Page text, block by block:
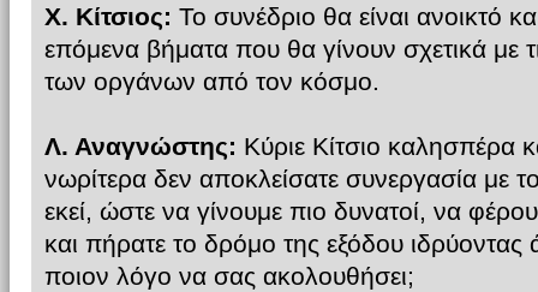
Χ. Κίτσιος: Το συνέδριο θα είναι ανοικτό
επόμενα βήματα που θα γίνουν σχετικά με
των οργάνων από τον κόσμο.
Λ. Αναγνώστης: Κύριε Κίτσιο καλησπέρα
νωρίτερα δεν αποκλείσατε συνεργασία με
εκεί, ώστε να γίνουμε πιο δυνατοί, να
και πήρατε το δρόμο της εξόδου
ποιον λόγο να σας ακολουθήσει;